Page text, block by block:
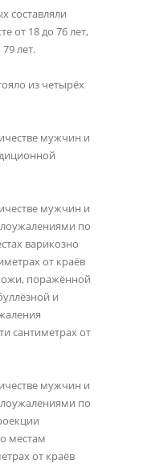
составляли
от 18 до 76 лет,
лет.
из четырёх
мужчин и
мужчин и
по
варикозно
от краёв
поражённой
и
сантиметрах от
мужчин и
по
местам
от краёв